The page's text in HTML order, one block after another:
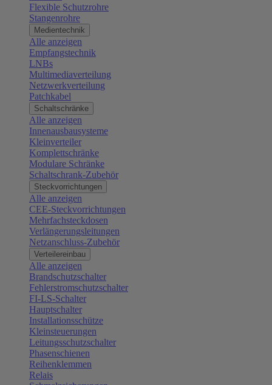
Flexible Schutzrohre
Stangenrohre
Medientechnik
Alle anzeigen
Empfangstechnik
LNBs
Multimediaverteilung
Netzwerkverteilung
Patchkabel
Schaltschränke
Alle anzeigen
Innenausbausysteme
Kleinverteiler
Komplettschränke
Modulare Schränke
Schaltschrank-Zubehör
Steckvorrichtungen
Alle anzeigen
CEE-Steckvorrichtungen
Mehrfachsteckdosen
Verlängerungsleitungen
Netzanschluss-Zubehör
Verteilereinbau
Alle anzeigen
Brandschutzschalter
Fehlerstromschutzschalter
FI-LS-Schalter
Hauptschalter
Installationsschütze
Kleinsteuerungen
Leitungsschutzschalter
Phasenschienen
Reihenklemmen
Relais